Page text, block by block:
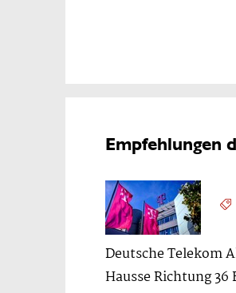
Empfehlungen
Deutsche Telekom
Hausse Richtung 36